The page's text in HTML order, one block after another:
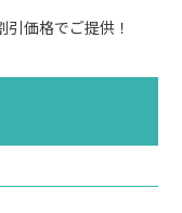
価格でご提供！